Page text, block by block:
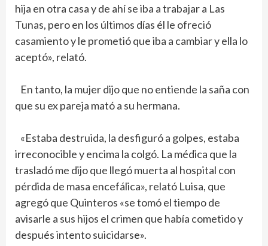
hija en otra casa y de ahí se iba a trabajar a Las
Tunas, pero en los últimos días él le ofreció
casamiento y le prometió que iba a cambiar y ella lo
aceptó», relató.
En tanto, la mujer dijo que no entiende la saña con
que su ex pareja mató a su hermana.
«Estaba destruida, la desfiguró a golpes, estaba
irreconocible y encima la colgó. La médica que la
trasladó me dijo que llegó muerta al hospital con
pérdida de masa encefálica», relató Luisa, que
agregó que Quinteros «se tomó el tiempo de
avisarle a sus hijos el crimen que había cometido y
después intento suicidarse».